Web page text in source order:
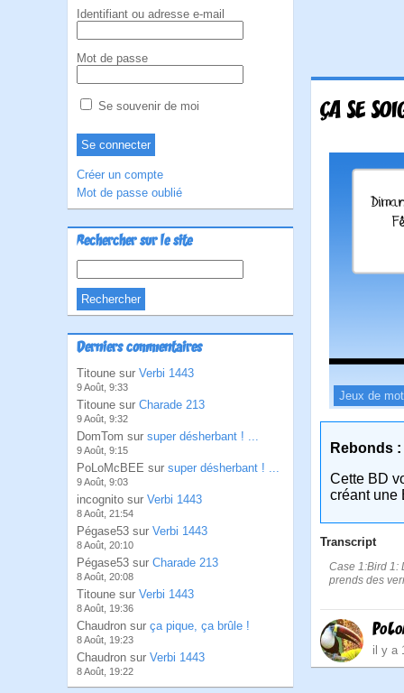
Identifiant ou adresse e-mail
Mot de passe
Se souvenir de moi
Créer un compte
Mot de passe oublié
Rechercher sur le site
Derniers commentaires
Titoune sur Verbi 1443
9 Août, 9:33
Titoune sur Charade 213
9 Août, 9:32
DomTom sur super désherbant ! ...
9 Août, 9:15
PoLoMcBEE sur super désherbant ! ...
9 Août, 9:03
incognito sur Verbi 1443
8 Août, 21:54
Pégase53 sur Verbi 1443
8 Août, 20:10
Pégase53 sur Charade 213
8 Août, 20:08
Titoune sur Verbi 1443
8 Août, 19:36
Chaudron sur ça pique, ça brûle !
8 Août, 19:23
Chaudron sur Verbi 1443
8 Août, 19:22
ÇA SE
Jeux de
Rebonds :
Cette BD
créant une
Transcript
Case 1:Bird 1:
prends des
il y a